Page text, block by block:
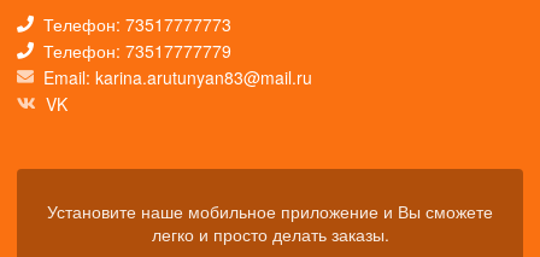
Телефон: 73517777773
Телефон: 73517777779
Email: karina.arutunyan83@mail.ru
VK
Установите наше мобильное приложение и Вы сможете
легко и просто делать заказы.